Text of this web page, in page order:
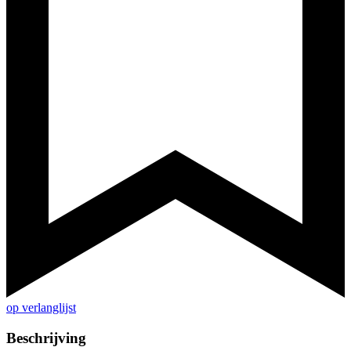
op verlanglijst
Beschrijving